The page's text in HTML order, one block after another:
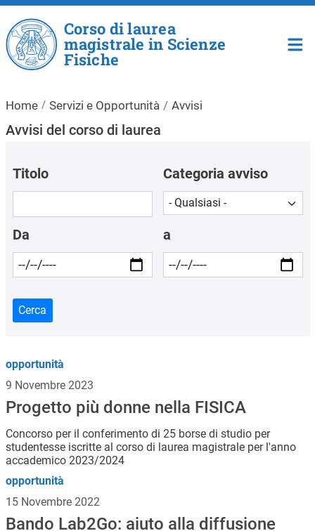
Salta al contenuto principale
Corso di laurea
magistrale in Scienze
Fisiche
Home Servizi e Opportunità Avvisi
Avvisi del corso di laurea
Titolo Categoria avviso
Da a
Cerca
opportunità
9 Novembre 2023
Progetto più donne nella FISICA
Concorso per il conferimento di 25 borse di studio per
studentesse iscritte al corso di laurea magistrale per l'anno
accademico 2023/2024
opportunità
15 Novembre 2022
Bando Lab2Go: aiuto alla diffusione